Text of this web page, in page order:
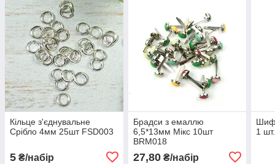
Кільце з'єднувальне
Срібло 4мм 25шт FSD003
5 ₴/набір
Брадси з емаллю
6,5*13мм Мікс 10шт
BRM018
27,80₴/набір
1 шт.